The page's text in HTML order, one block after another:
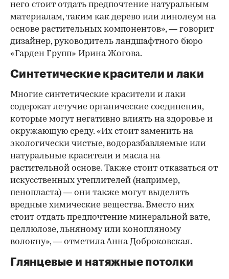
него стоит отдать предпочтение натуральным
материалам, таким как дерево или линолеум на
основе растительных компонентов», — говорит
дизайнер, руководитель ландшафтного бюро
«Гарден Групп» Ирина Жогова.
Синтетические красители и лаки
Многие синтетические красители и лаки
содержат летучие органические соединения,
которые могут негативно влиять на здоровье и
окружающую среду. «Их стоит заменить на
экологически чистые, водоразбавляемые или
натуральные красители и масла на
растительной основе. Также стоит отказаться от
искусственных утеплителей (например,
пенопласта) — они также могут выделять
вредные химические вещества. Вместо них
стоит отдать предпочтение минеральной вате,
целлюлозе, льняному или конопляному
волокну», — отметила Анна Доброковская.
Глянцевые и натяжные потолки